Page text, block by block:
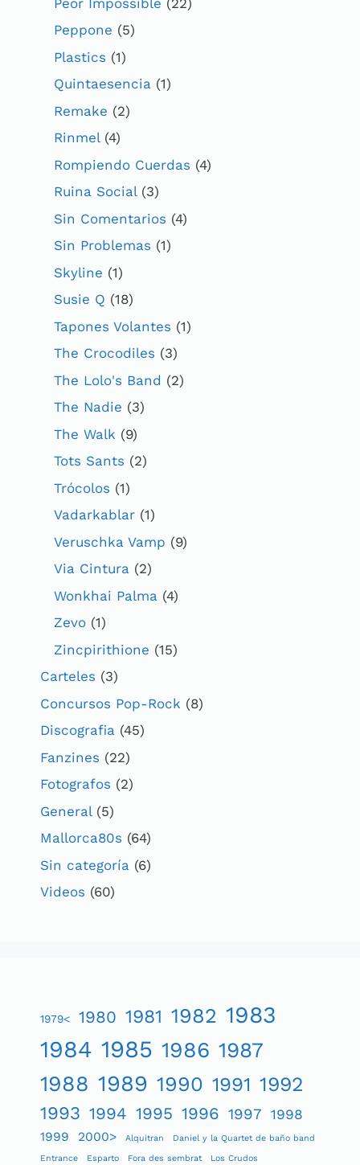
Peppone (5)
Plastics (1)
Quintaesencia (1)
Remake (2)
Rinmel(4)
Rompiendo Cuerdas (4)
Ruina Social(3)
Sin Comentarios (4)
Sin Problemas (1)
Skyline (1)
Susie Q (18)
Tapones Volantes (1)
The Crocodiles (3)
The Lolo's Band (2)
The Nadie (3)
The Walk (9)
Tots Sants (2)
Trócolos (1)
Vadarkablar (1)
Veruschka Vamp (9)
Via Cintura (2)
Wonkhai Palma (4)
Zevo (1)
Zincpirithione (15)
Carteles (3)
Concursos Pop-Rock (8)
Discografia (45)
Fanzines (22)
Fotografos (2)
General(5)
Mallorca80s (64)
Sin categoría (6)
Videos (60)
1979< 1980 1981 1982 1983
1984 1985 1986 1987
1988 1989 1990 1991 1992
1993 1994 1995 1996 1997 1998
1999 2000> Alquitran
Daniel y la Quartet de baño band
Entrance
Esparto Fora des sembrat Los Crudos